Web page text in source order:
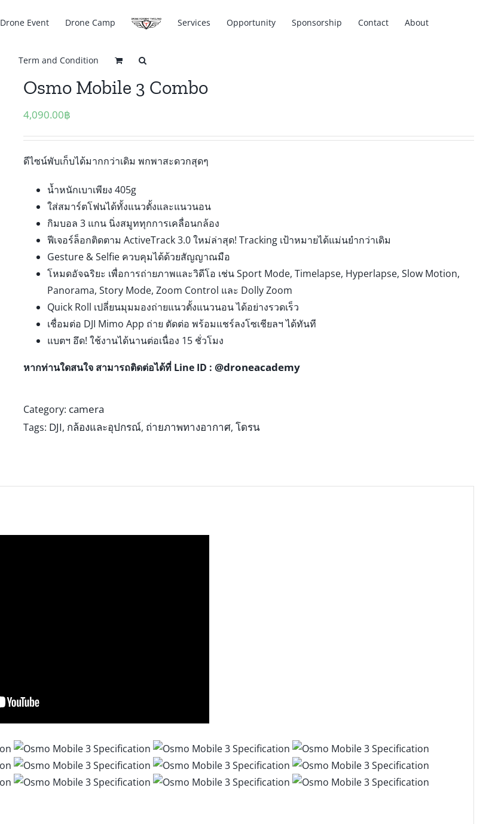
Drone Event Drone Camp Services Opportunity Sponsorship Contact About
Term and Condition
Osmo Mobile 3 Combo
4,090.00฿
ดีไซน์พับเก็บได้มากกว่าเดิม พกพาสะดวกสุดๆ
น้ำหนักเบาเพียง 405g
ใส่สมาร์ตโฟนได้ทั้งแนวตั้งและแนวนอน
กิมบอล 3 แกน นิ่งสมูททุกการเคลื่อนกล้อง
ฟีเจอร์ล็อกติดตาม ActiveTrack 3.0 ใหม่ล่าสุด! Tracking เป้าหมายได้แม่นยำกว่าเดิม
Gesture & Selfie ควบคุมได้ด้วยสัญญาณมือ
โหมดอัจฉริยะ เพื่อการถ่ายภาพและวิดีโอ เช่น Sport Mode, Timelapse, Hyperlapse, Slow Motion,
Panorama, Story Mode, Zoom Control และ Dolly Zoom
Quick Roll เปลี่ยนมุมมองถ่ายแนวตั้งแนวนอน ได้อย่างรวดเร็ว
เชื่อมต่อ DJI Mimo App ถ่าย ตัดต่อ พร้อมแชร์ลงโซเชียลฯ ได้ทันที
แบตฯ อึด! ใช้งานได้นานต่อเนื่อง 15 ชั่วโมง
หากท่านใดสนใจ สามารถติดต่อได้ที่ Line ID : @droneacademy
Category: camera
Tags: DJI, กล้องและอุปกรณ์, ถ่ายภาพทางอากาศ, โดรน